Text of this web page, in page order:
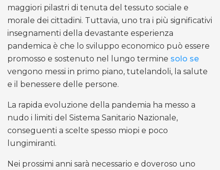
maggiori pilastri di tenuta del tessuto sociale e
morale dei cittadini. Tuttavia, uno tra i più significativi
insegnamenti della devastante esperienza
pandemica è che lo sviluppo economico può essere
promosso e sostenuto nel lungo termine solo se
vengono messi in primo piano, tutelandoli, la salute
e il benessere delle persone.
La rapida evoluzione della pandemia ha messo a
nudo i limiti del Sistema Sanitario Nazionale,
conseguenti a scelte spesso miopi e poco
lungimiranti.
Nei prossimi anni sarà necessario e doveroso uno